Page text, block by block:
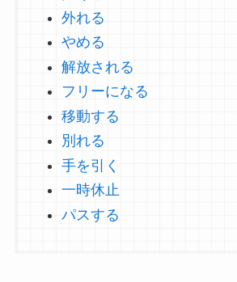
外れる
やめる
解放される
フリーになる
移動する
別れる
手を引く
一時休止
パスする